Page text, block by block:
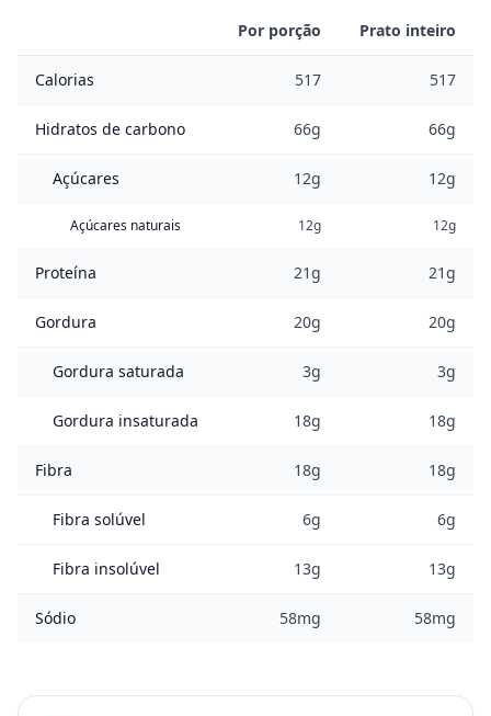
Por porção Prato inteiro
Calorias 517 517
Hidratos de carbono 66g 66g
Açúcares 12g 12g
Açúcares naturais 12g 12g
Proteína 21g 21g
Gordura 20g 20g
Gordura saturada 3g 3g
Gordura insaturada 18g 18g
Fibra 18g 18g
Fibra solúvel 6g 6g
Fibra insolúvel 13g 13g
Sódio 58mg 58mg